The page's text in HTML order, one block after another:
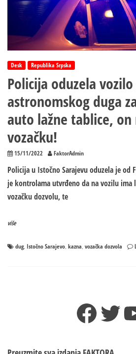
Desk Republika Srpska
Policija oduzela
astronomskog duga
auto lažne tablice, on
vozačku!
15/11/2022 FaktorAdmin
Policija u Istočno Sarajevu oduzela je od
je kontrolama utvrđeno da na vozilu ima
vozačku dozvolu, te
više
dug, Istočno Sarajevo, kazna, vozačka dozvola